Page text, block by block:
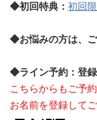
◆初回特典： 初回
◆お悩みの方は、
◆ライン予約：登
こちらからもご予
お名前を登録して